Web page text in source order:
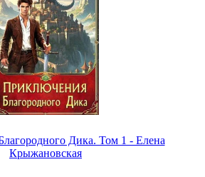
Дика. Том 1 - Елена
Крыжановская